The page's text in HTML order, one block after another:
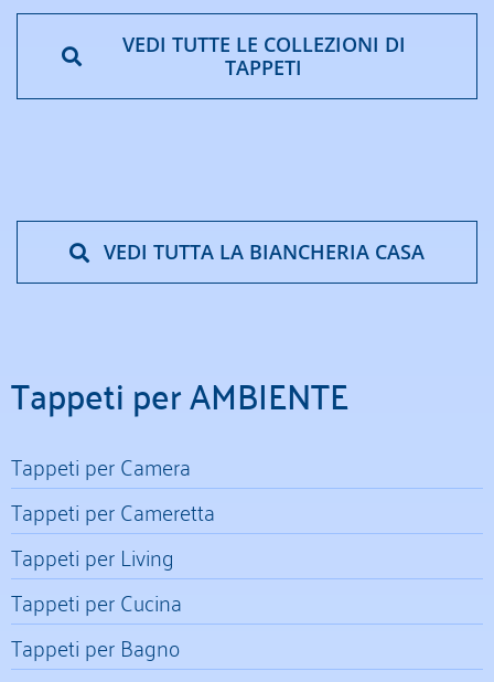
VEDI TUTTE LE COLLEZIONI DI
TAPPETI
VEDI TUTTA LA BIANCHERIA CASA
Tappeti per AMBIENTE
Tappeti per Camera
Tappeti per Cameretta
Tappeti per Living
Tappeti per Cucina
Tappeti per Bagno